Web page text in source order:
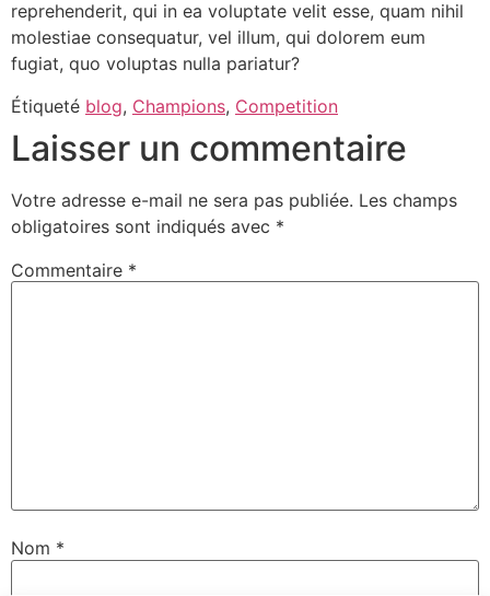
reprehenderit, qui in ea voluptate velit esse, quam nihil
molestiae consequatur, vel illum, qui dolorem eum
fugiat, quo voluptas nulla pariatur?
Étiqueté blog, Champions, Competition
Laisser un commentaire
Votre adresse e-mail ne sera pas publiée. Les champs
obligatoires sont indiqués avec *
Commentaire *
Nom *